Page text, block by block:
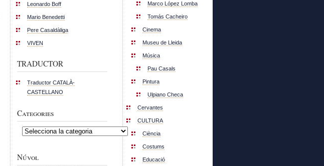
Leonardo Boff
Mario Benedetti
Pere Casaldàliga
VIVEN
TRADUCTOR
Traductor CATALÀ-
CASTELLANO
Categories
Categories
Núvol
Marco López Lomba
Tomás Cacheiro
Cinema
Museu de Lleida
Música
Pau Casals
Pintura
Ulpiano Checa
Cervantes
CULTURA
Ciència
Costums
Educació